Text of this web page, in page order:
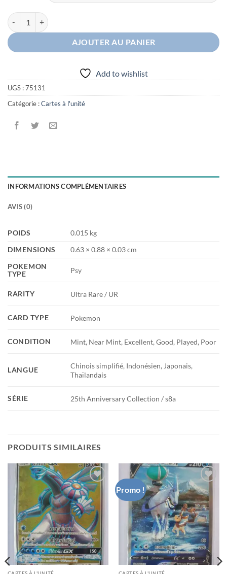
quantité de Mew
AJOUTER AU PANIER
Add to wishlist
UGS :75131
Catégorie :Cartes à l'unité
INFORMATIONS COMPLÉMENTAIRES
AVIS (0)
POIDS
0.015 kg
DIMENSIONS
0.63 × 0.88 × 0.03 cm
POKEMON
TYPE
Psy
RARITY Ultra Rare / UR
CARD TYPE Pokemon
CONDITION Mint, Near Mint, Excellent, Good, Played, Poor
LANGUE
Chinois simplifié, Indonésien, Japonais,
Thaïlandais
SÉRIE 25th Anniversary Collection / s8a
PRODUITS SIMILAIRES
Add to
wishlist
Promo !
Add to
wishlist